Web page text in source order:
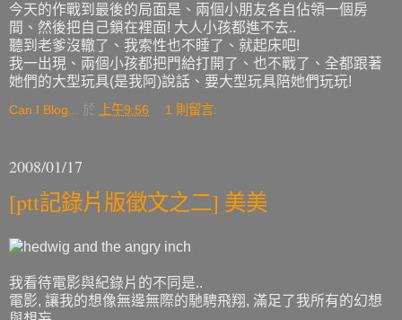
今天的作戰到最後的局面是、兩個小朋友各自佔領一個房
間、然後把自己鎖在裡面! 大人小孩都進不去..
聽到老爹沒轍了、我索性也不睡了、就起床吧!
我一出現、兩個小孩都把門給打開了、也不戰了、全都跟著
她們的大型玩具(是我阿)說話、要大型玩具陪她們玩玩!
Can I Blog... 於 上午9:56 1 則留言:
2008/01/17
[ptt記錄片版徵文之二] 美美
我看待電影與紀錄片的不同是..
電影, 讓我的想像無邊無際的馳騁飛翔, 滿足了我所有的幻想